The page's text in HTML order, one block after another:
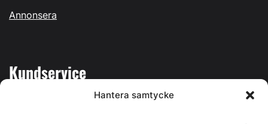
Hantera samtycke
Annonsera
Kundservice